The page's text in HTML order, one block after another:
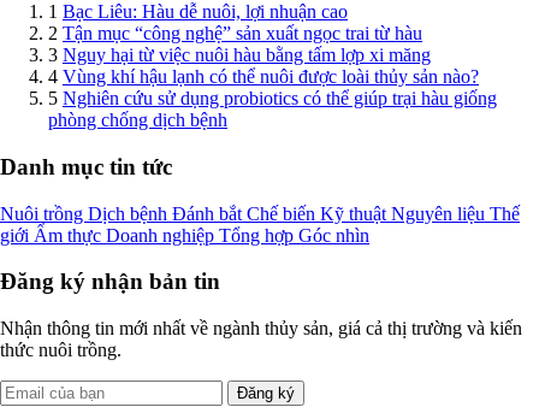
1 Bạc Liêu: Hàu dễ nuôi, lợi nhuận cao
2 Tận mục “công nghệ” sản xuất ngọc trai từ hàu
3 Nguy hại từ việc nuôi hàu bằng tấm lợp xi măng
4 Vùng khí hậu lạnh có thể nuôi được loài thủy sản nào?
5 Nghiên cứu sử dụng probiotics có thể giúp trại hàu giống
phòng chống dịch bệnh
Danh mục tin tức
Nuôi trồng Dịch bệnh Đánh bắt Chế biến Kỹ thuật Nguyên liệu Thế
giới Ẩm thực Doanh nghiệp Tổng hợp Góc nhìn
Đăng ký nhận bản tin
Nhận thông tin mới nhất về ngành thủy sản, giá cả thị trường và kiến
thức nuôi trồng.
Đăng ký